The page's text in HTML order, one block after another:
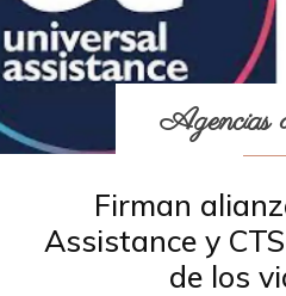
Agencias
Firman
Assistance y
de los